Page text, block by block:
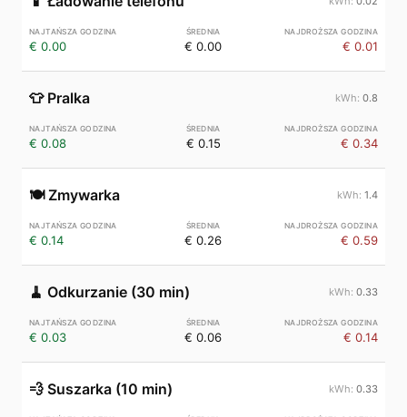
€ 0.00 € 0.00 € 0.01
👕 Pralka 0.8
€ 0.08 € 0.15 € 0.34
🍽️ Zmywarka 1.4
€ 0.14 € 0.26 € 0.59
🧹 Odkurzanie (30 min) 0.33
€ 0.03 € 0.06 € 0.14
💨 Suszarka (10 min) 0.33